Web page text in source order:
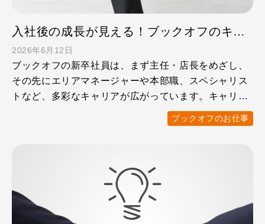
入社後の成長が見える！ブックオフのキャリアステップ
2026年6月12日
ブックオフの新卒社員は、まず主任・店長をめざし、
その先にエリアマネージャーや本部職、スペシャリス
トなど、多彩なキャリアが広がっています。キャリア
ブックオフのお仕事